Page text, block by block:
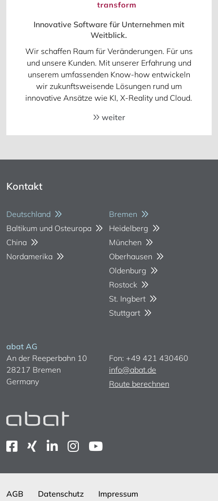
Innovative Software für Unternehmen mit
Weitblick.
Wir schaffen Raum für Veränderungen. Für uns
und unsere Kunden. Mit unserer Erfahrung und
unserem umfassenden Know-how entwickeln
wir zukunftsweisende Lösungen rund um
innovative Ansätze wie KI, X-Reality und Cloud.
weiter
Kontakt
Deutschland
Baltikum und Osteuropa
China
Nordamerika
Bremen
Heidelberg
München
Oberhausen
Oldenburg
Rostock
St. Ingbert
Stuttgart
abat AG
An der Reeperbahn 10
28217 Bremen
Germany
Fon: +49 421 430460
info@abat.de
Route berechnen
AGB Datenschutz Impressum